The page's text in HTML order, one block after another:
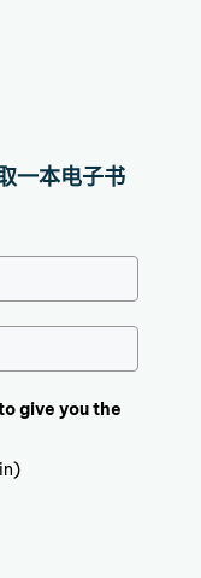
一本电子书
give you the